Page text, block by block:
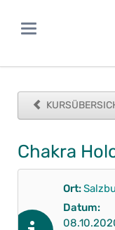
Chakra
Ort:
Datum: